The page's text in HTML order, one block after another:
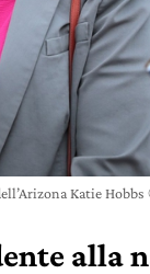
Katie
alla